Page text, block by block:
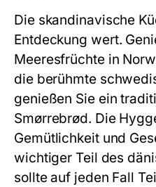
Die skandinavische
Entdeckung wert.
Meeresfrüchte in
die berühmte
genießen Sie ein
Smørrebrød. Die
Gemütlichkeit und
wichtiger Teil des
sollte auf jeden Fall